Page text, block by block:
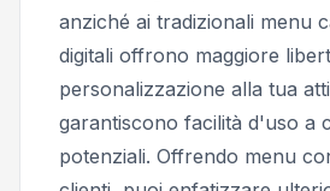
anziché ai tradizionali menu
digitali offrono maggiore
personalizzazione alla tua
garantiscono facilità d'uso a
potenziali. Offrendo menu